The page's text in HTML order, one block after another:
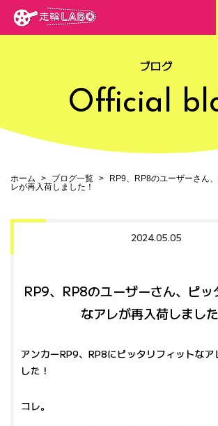
ブログ
Official
ホーム ブログ一覧
RP9、RP8のユーザーさん
レが再入荷しました！
2024.05.05
RP9、RP8のユーザーさん、ピッ
なアレが再入荷しました
アンカーRP9、RP8にピッタリフィットな
した！
コレ。